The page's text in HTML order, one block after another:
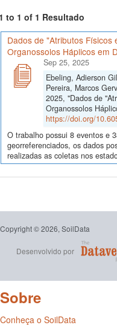
to 1 of 1 Resultado
Dados de "Atributos Físicos
Organossolos Háplicos em
Sep 25, 2025
Ebeling, Adierson
Pereira, Marcos
2025, "Dados de
Organossolos
https://doi.org/
O trabalho possui 8 eventos e
georreferenciados, os dados
realizadas as coletas nos
Copyright © 2026, SoilData
Desenvolvido por
Sobre
Conheça o SoilData